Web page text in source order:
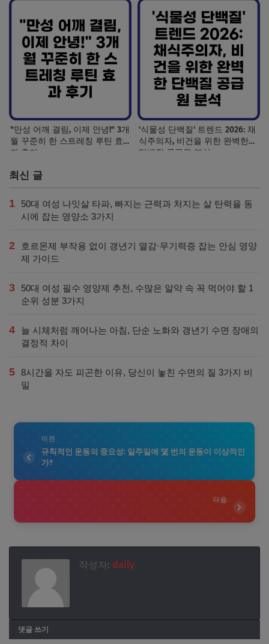
"만성 어깨 결림, 이제 안녕!" 3개
월 꾸준히 한 스트레칭 루틴 효
과 후기
'식물성 단백질' 트렌드 2026: 채
식주의자, 비건을 위한 완벽한
단백질 공급원 분석
최신 글
1
50대 여성 나잇살 타파, 빠지는 근력과 처지는 살 탄력을 동
시에 잡는 영양소 3가지
2
호르몬제 부작용 없이 갱년기 열감·무기력증 잡는 안심 영양
제 가이드
3
50대 여성 필수 영양제 추천, 수많은 알약 속 꼭 먹어야 할 1
순위 성분 3가지
4
늘 시체처럼 깨어나는 아침, 단순 노화와 갱년기 수면 장애의
결정적 차이
5 8시간을 자도 피곤한 이유, 당신이 놓친 수면의 질 3가지 비
밀
이전
규칙적인 운동의 중요성: 일주일에 몇 번의 운동이 이상적인
가?
다음
작성자: daily
댓글 쓰기